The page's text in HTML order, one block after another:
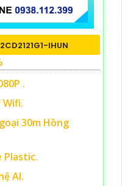
IHUN
.
Wifi.
30m Hồng
Plastic.
AI.